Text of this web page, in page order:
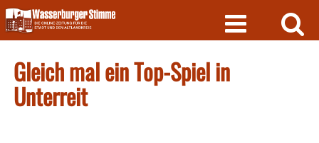
Skip
to
content
Gleich mal ein Top-Spiel in
Unterreit